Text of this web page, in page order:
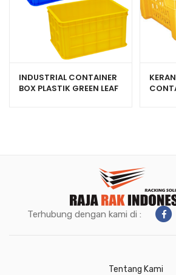
INDUSTRIAL CONTAINER
BOX PLASTIK GREEN LEAF
Terhubung dengan kami di :
Tentang Kami